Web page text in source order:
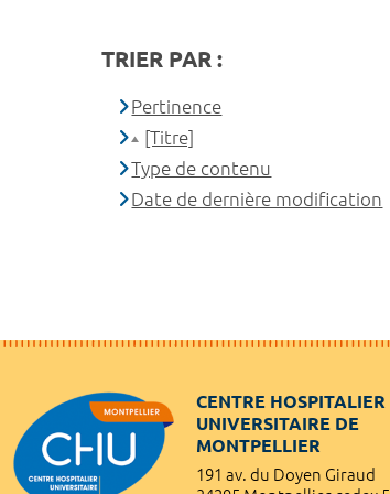
TRIER PAR :
Pertinence
[Titre]
Type de contenu
Date de dernière modification
CENTRE HOSPITALIER
UNIVERSITAIRE DE
MONTPELLIER
191 av. du Doyen Giraud